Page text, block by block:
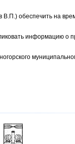
обеспечить на
информацию о